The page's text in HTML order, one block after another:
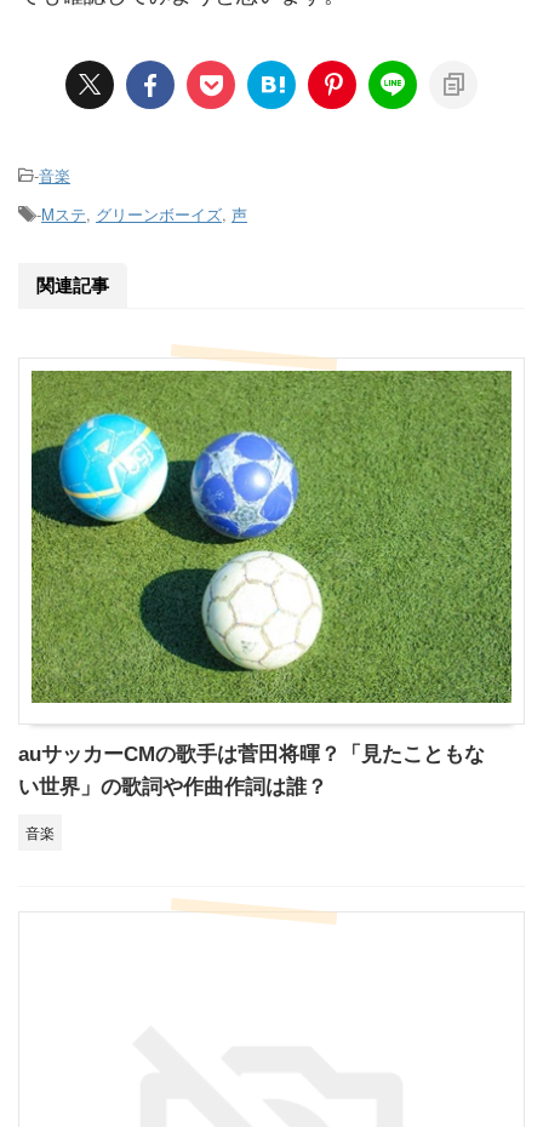
-音楽
-Mステ, グリーンボーイズ, 声
関連記事
auサッカーCMの歌手は菅田将暉？「見たこともな
い世界」の歌詞や作曲作詞は誰？
音楽